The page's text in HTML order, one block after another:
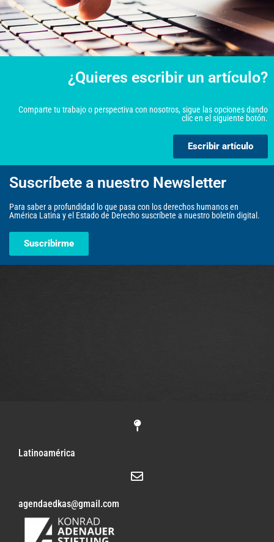
¿Quieres escribir un artículo?
Comparte tu trabajo o perspectiva con nosotros, sigue las opciones dando
clic en el siguiente botón.
Escribir artículo
Suscríbete a nuestro Newsletter
Para saber a profundidad lo que pasa con los derechos humanos en
América Latina y el Estado de Derecho suscríbete a nuestro boletín digital.
Suscribirme
Latinoamérica
agendaedkas@gmail.com